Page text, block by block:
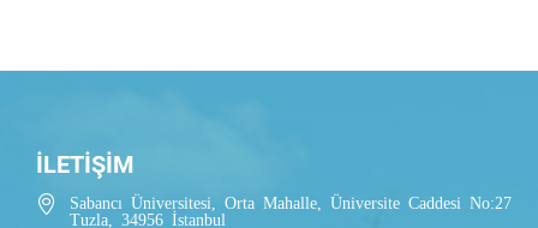
İLETİŞİM
Sabancı Üniversitesi, Orta Mahalle, Üniversite Caddesi No:27
Tuzla, 34956 İstanbul